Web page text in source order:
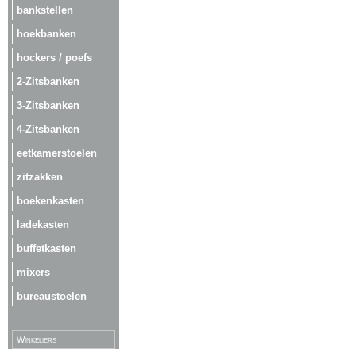
bankstellen
hoekbanken
hockers / poefs
2-Zitsbanken
3-Zitsbanken
4-Zitsbanken
eetkamerstoelen
zitzakken
boekenkasten
ladekasten
buffetkasten
mixers
bureaustoelen
Winkeliers